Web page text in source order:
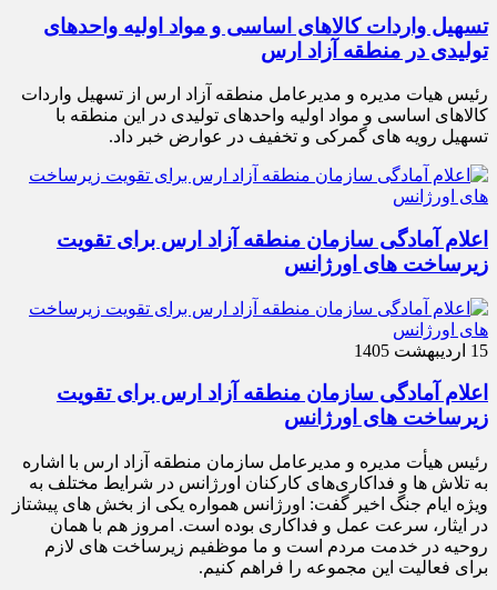
تسهیل واردات کالاهای اساسی و مواد اولیه واحدهای
تولیدی در منطقه آزاد ارس
رئیس هیات مدیره و مدیرعامل منطقه آزاد ارس از تسهیل واردات
کالاهای اساسی و مواد اولیه واحدهای تولیدی در این منطقه با
تسهیل رویه های گمرکی و تخفیف در عوارض خبر داد.
اعلام آمادگی سازمان منطقه آزاد ارس برای تقویت
زیرساخت‌ های اورژانس
15 اردیبهشت 1405
اعلام آمادگی سازمان منطقه آزاد ارس برای تقویت
زیرساخت‌ های اورژانس
رئیس هیأت‌ مدیره و مدیرعامل سازمان منطقه آزاد ارس با اشاره
به تلاش‌ ها و فداکاری‌های کارکنان اورژانس در شرایط مختلف به‌
ویژه ایام جنگ اخیر گفت: اورژانس همواره یکی از بخش‌ های پیشتاز
در ایثار، سرعت‌ عمل و فداکاری بوده است. امروز هم با همان
روحیه در خدمت مردم است و ما موظفیم زیرساخت‌ های لازم
برای فعالیت این مجموعه را فراهم کنیم.